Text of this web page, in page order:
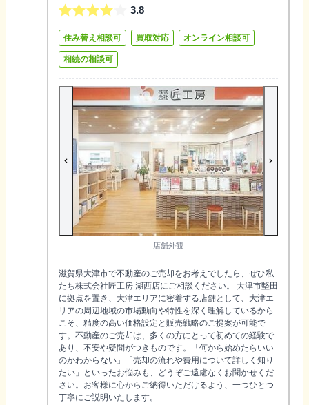
3.8
住み替え相談可 買取対応 オンライン相談可
相続の相談可
店舗外観
滋賀県大津市で不動産のご売却をお考えでしたら、ぜひ私
たち株式会社匠工房 湖西店にご相談ください。 大津市堅田
に拠点を置き、大津エリアに密着する店舗として、大津エ
リアの周辺地域の市場動向や特性を深く理解しているから
こそ、精度の高い価格設定と販売戦略のご提案が可能で
す。不動産のご売却は、多くの方にとって初めての経験で
あり、不安や疑問がつきものです。「何から始めたらいい
のかわからない」「売却の流れや費用について詳しく知り
たい」といったお悩みも、どうぞご遠慮なくお聞かせくだ
さい。お客様に心からご納得いただけるよう、一つひとつ
丁寧にご説明いたします。